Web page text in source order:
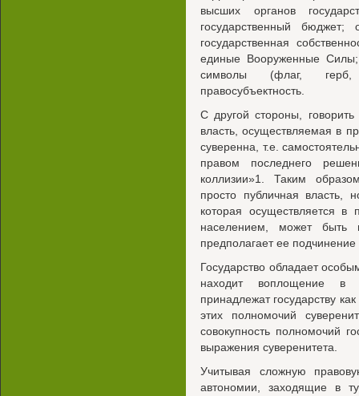
высших органов
государственный бюджет;
государственная
единые Вооруженные Силы;
символы (флаг, герб,
правосубъектность.
С другой стороны, говорить
власть, осуществляемая в
суверенна, т.е.
правом последнего
коллизии»1. Таким
просто публичная власть,
которая осуществляется в
населением, может быть
предполагает ее
Государство обладает
находит воплощение в
принадлежат государству
этих полномочий
совокупность полномочий
выражения суверенитета.
Учитывая сложную
автономии, заходящие в